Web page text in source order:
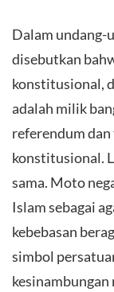
Dalam undang-
disebutkan
konstitusional,
adalah milik
referendum
konstitusional.
sama. Moto
Islam sebagai
kebebasan
simbol